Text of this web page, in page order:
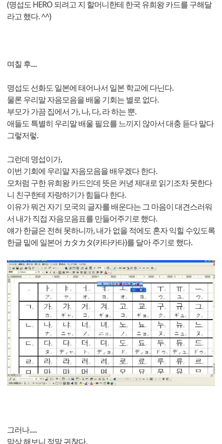
(명섭도 HERO 되려고 지 할머니한테 한국 유희왕 카드를 구해달
라고 했다. ^^)
며칠 후....
명섭도 선화도 일본에 태어나서 일본 학교에 다닌다.
물론 우리말 자음모음을 배울 기회는 별로 없다.
부모가 가끔 집에서 가, 나, 다, 라 하는 뿐.
애들도 특별히 우리말 배울 필요를 느끼지 않아서 대충 듣다 말다
그렇저렇.
그런데 명섭이가,
이번 기회에 우리말 자음모음을 배우겠다 한다.
모처럼 구한 유희왕 카드인데 뜻은 커녕 제대로 읽기조차 못한다
니 친구한테 자랑하기가 힘들다 한다.
이유가 뭐건 자기 모국의 글자를 배운다는 그 마음이 대견스러워
서 내가 직접 자음모음표를 만들어주기로 했다.
얘가 한글은 전혀 못하니까, 내가 없을 적에도 혼자 익힐 수있도록
한글 밑에 일본어 カタカタ(카타카타)를 달아 주기로 했다.
그러나.....
막상 해보니 정말 귀찮다.